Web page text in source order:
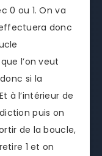
0 ou 1. On va
donc
l’on veut
si la
à l’intérieur de
puis on
de la boucle,
1 et on